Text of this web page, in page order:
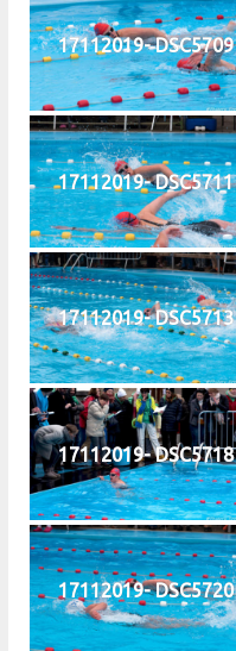
17112019- DSC5709
17112019- DSC5711
17112019- DSC5713
17112019- DSC5718
17112019- DSC5720